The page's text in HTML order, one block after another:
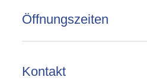
Öffnungszeiten
Kontakt